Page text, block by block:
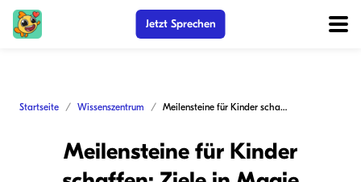
Jetzt Sprechen
Startseite Wissenszentrum Meilensteine für Kinder schaffen: Ziele in Magie verwandeln
Meilensteine für Kinder